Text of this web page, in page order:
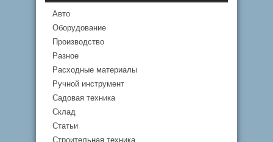
Авто
Оборудование
Производство
Разное
Расходные материалы
Ручной инструмент
Садовая техника
Склад
Статьи
Строительная техника